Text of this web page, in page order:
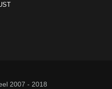
2007 - 2018